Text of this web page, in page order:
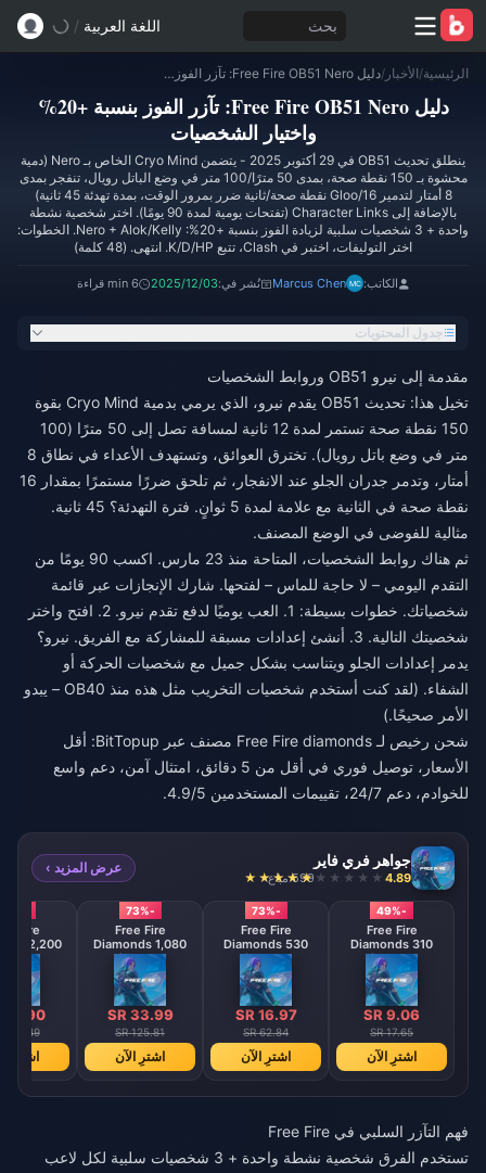
بحث اللغة العربية /
الرئيسية/الأخبار / دليل Free Fire OB51 Nero: تآزر الفوز بنسبة +20% واختيار الشخصيات
دليل Free Fire OB51 Nero: تآزر الفوز بنسبة +20%
واختيار الشخصيات
ينطلق تحديث OB51 في 29 أكتوبر 2025 - يتضمن Cryo Mind الخاص بـ Nero (دمية
محشوة بـ 150 نقطة صحة، بمدى 50 مترًا/100 متر في وضع الباتل رويال، تنفجر بمدى
8 أمتار لتدمير Gloo/16 نقطة صحة/ثانية ضرر بمرور الوقت، بمدة تهدئة 45 ثانية)
بالإضافة إلى Character Links (تفتحات يومية لمدة 90 يومًا). اختر شخصية نشطة
واحدة + 3 شخصيات سلبية لزيادة الفوز بنسبة +20%: Nero + Alok/Kelly. الخطوات:
اختر التوليفات، اختبر في Clash، تتبع K/D/HP. انتهى. (48 كلمة)
الكاتب: Marcus Chen نُشر في:2025/12/03 6 min قراءة
جدول المحتويات
مقدمة إلى نيرو OB51 وروابط الشخصيات
تخيل هذا: تحديث OB51 يقدم نيرو، الذي يرمي بدمية Cryo Mind بقوة
150 نقطة صحة تستمر لمدة 12 ثانية لمسافة تصل إلى 50 مترًا (100
متر في وضع باتل رويال). تخترق العوائق، وتستهدف الأعداء في نطاق 8
أمتار، وتدمر جدران الجلو عند الانفجار، ثم تلحق ضررًا مستمرًا بمقدار 16
نقطة صحة في الثانية مع علامة لمدة 5 ثوانٍ. فترة التهدئة؟ 45 ثانية.
مثالية للفوضى في الوضع المصنف.
ثم هناك روابط الشخصيات، المتاحة منذ 23 مارس. اكسب 90 يومًا من
التقدم اليومي – لا حاجة للماس – لفتحها. شارك الإنجازات عبر قائمة
شخصياتك. خطوات بسيطة: 1. العب يوميًا لدفع تقدم نيرو. 2. افتح واختر
شخصيتك التالية. 3. أنشئ إعدادات مسبقة للمشاركة مع الفريق. نيرو؟
يدمر إعدادات الجلو ويتناسب بشكل جميل مع شخصيات الحركة أو
الشفاء. (لقد كنت أستخدم شخصيات التخريب مثل هذه منذ OB40 – يبدو
الأمر صحيحًا.)
شحن رخيص لـ Free Fire diamonds مصنف عبر BitTopup: أقل
الأسعار، توصيل فوري في أقل من 5 دقائق، امتثال آمن، دعم واسع
للخوادم، دعم 24/7، تقييمات المستخدمين 4.9/5.
جواهر فري فاير
4.89 599 مباع
عرض المزيد ›
-49%
Free Fire
Diamonds 310
Diamonds
SR 9.06
SR 17.65
اشترِ الآن
-73%
Free Fire
Diamonds 530
Diamonds
【Middle East
region optional】
SR 16.97
SR 62.84
اشترِ الآن
-73%
Free Fire
Diamonds 1,080
Diamonds
【Middle East
region optional】
SR 33.99
SR 125.81
اشترِ الآن
Fire
2,200
East
optional】
67.90
251.49
اشترِ
فهم التآزر السلبي في Free Fire
تستخدم الفرق شخصية نشطة واحدة + 3 شخصيات سلبية لكل لاعب